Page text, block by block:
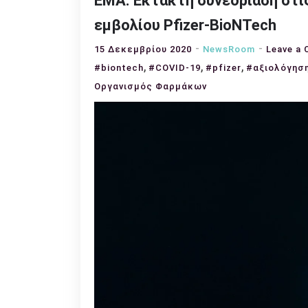
εμβολίου Pfizer-BioNTech
15 Δεκεμβρίου 2020 NewsRoom Leave a
#biontech, #COVID-19, #pfizer,
Οργανισμός Φαρμάκων